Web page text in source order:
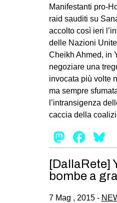
Manifestanti pro-
raid sauditi su
accolto così ieri
delle Nazioni
Cheikh Ahmed, in
negoziare una
invocata più volte
ma sempre
l’intransigenza
caccia della
[DallaRete]
bombe a
7 Mag , 2015 -